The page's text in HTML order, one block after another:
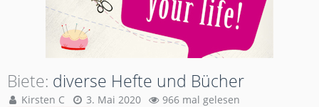
Biete diverse Hefte und Bücher
Kirsten C 3. Mai 2020 966 mal gelesen